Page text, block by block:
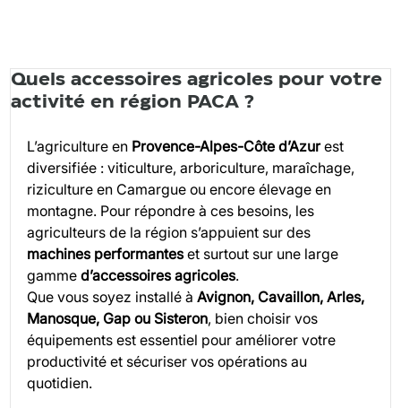
Quels accessoires agricoles pour votre
activité en région PACA ?
L’agriculture en Provence-Alpes-Côte d’Azur est
diversifiée : viticulture, arboriculture, maraîchage,
riziculture en Camargue ou encore élevage en
montagne. Pour répondre à ces besoins, les
agriculteurs de la région s’appuient sur des
machines performantes et surtout sur une large
gamme d’accessoires agricoles.
Que vous soyez installé à Avignon, Cavaillon, Arles,
Manosque, Gap ou Sisteron, bien choisir vos
équipements est essentiel pour améliorer votre
productivité et sécuriser vos opérations au
quotidien.